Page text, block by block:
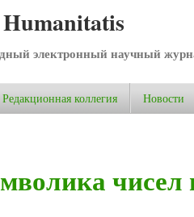
электронный научный
Редакционная коллегия Новости
чисел